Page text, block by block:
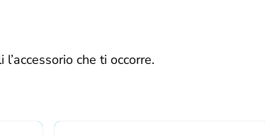
che ti occorre.